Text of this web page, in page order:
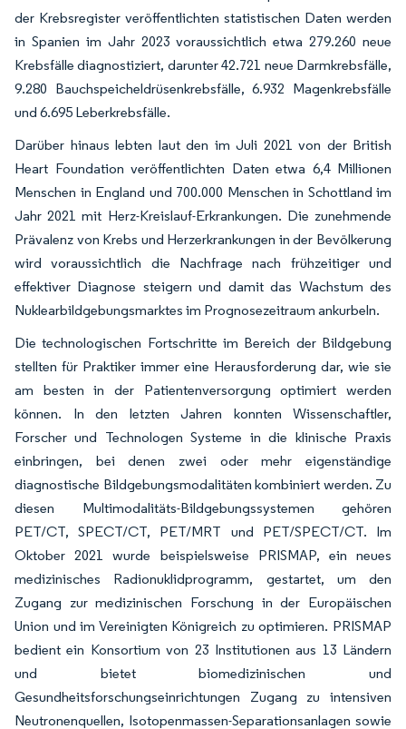
der Krebsregister veröffentlichten statistischen Daten werden
in Spanien im Jahr 2023 voraussichtlich etwa 279.260 neue
Krebsfälle diagnostiziert, darunter 42.721 neue Darmkrebsfälle,
9.280 Bauchspeicheldrüsenkrebsfälle, 6.932 Magenkrebsfälle
und 6.695 Leberkrebsfälle.
Darüber hinaus lebten laut den im Juli 2021 von der British
Heart Foundation veröffentlichten Daten etwa 6,4 Millionen
Menschen in England und 700.000 Menschen in Schottland im
Jahr 2021 mit Herz-Kreislauf-Erkrankungen. Die zunehmende
Prävalenz von Krebs und Herzerkrankungen in der Bevölkerung
wird voraussichtlich die Nachfrage nach frühzeitiger und
effektiver Diagnose steigern und damit das Wachstum des
Nuklearbildgebungsmarktes im Prognosezeitraum ankurbeln.
Die technologischen Fortschritte im Bereich der Bildgebung
stellten für Praktiker immer eine Herausforderung dar, wie sie
am besten in der Patientenversorgung optimiert werden
können. In den letzten Jahren konnten Wissenschaftler,
Forscher und Technologen Systeme in die klinische Praxis
einbringen, bei denen zwei oder mehr eigenständige
diagnostische Bildgebungsmodalitäten kombiniert werden. Zu
diesen Multimodalitäts-Bildgebungssystemen gehören
PET/CT, SPECT/CT, PET/MRT und PET/SPECT/CT. Im
Oktober 2021 wurde beispielsweise PRISMAP, ein neues
medizinisches Radionuklidprogramm, gestartet, um den
Zugang zur medizinischen Forschung in der Europäischen
Union und im Vereinigten Königreich zu optimieren. PRISMAP
bedient ein Konsortium von 23 Institutionen aus 13 Ländern
und bietet biomedizinischen und
Gesundheitsforschungseinrichtungen Zugang zu intensiven
Neutronenquellen, Isotopenmassen-Separationsanlagen sowie